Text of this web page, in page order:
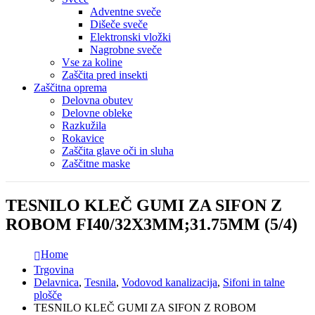
Adventne sveče
Dišeče sveče
Elektronski vložki
Nagrobne sveče
Vse za koline
Zaščita pred insekti
Zaščitna oprema
Delovna obutev
Delovne obleke
Razkužila
Rokavice
Zaščita glave oči in sluha
Zaščitne maske
TESNILO KLEČ GUMI ZA SIFON Z
ROBOM FI40/32X3MM;31.75MM (5/4)
Home
Trgovina
Delavnica, Tesnila, Vodovod kanalizacija, Sifoni in talne
plošče
TESNILO KLEČ GUMI ZA SIFON Z ROBOM